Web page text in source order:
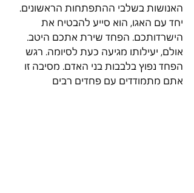
האנושות בשלבי ההתפתחות הראשונים.
יחד עם האגו, הוא סייע להבטיח את
הישרדותכם. הפחד שירת אתכם היטב.
אולם, יעילותו מגיעה כעת לסיומה. רגש
הפחד נפוץ בלבבות בני האדם. מסיבה זו
אתם מתמודדים עם פחדים רבים